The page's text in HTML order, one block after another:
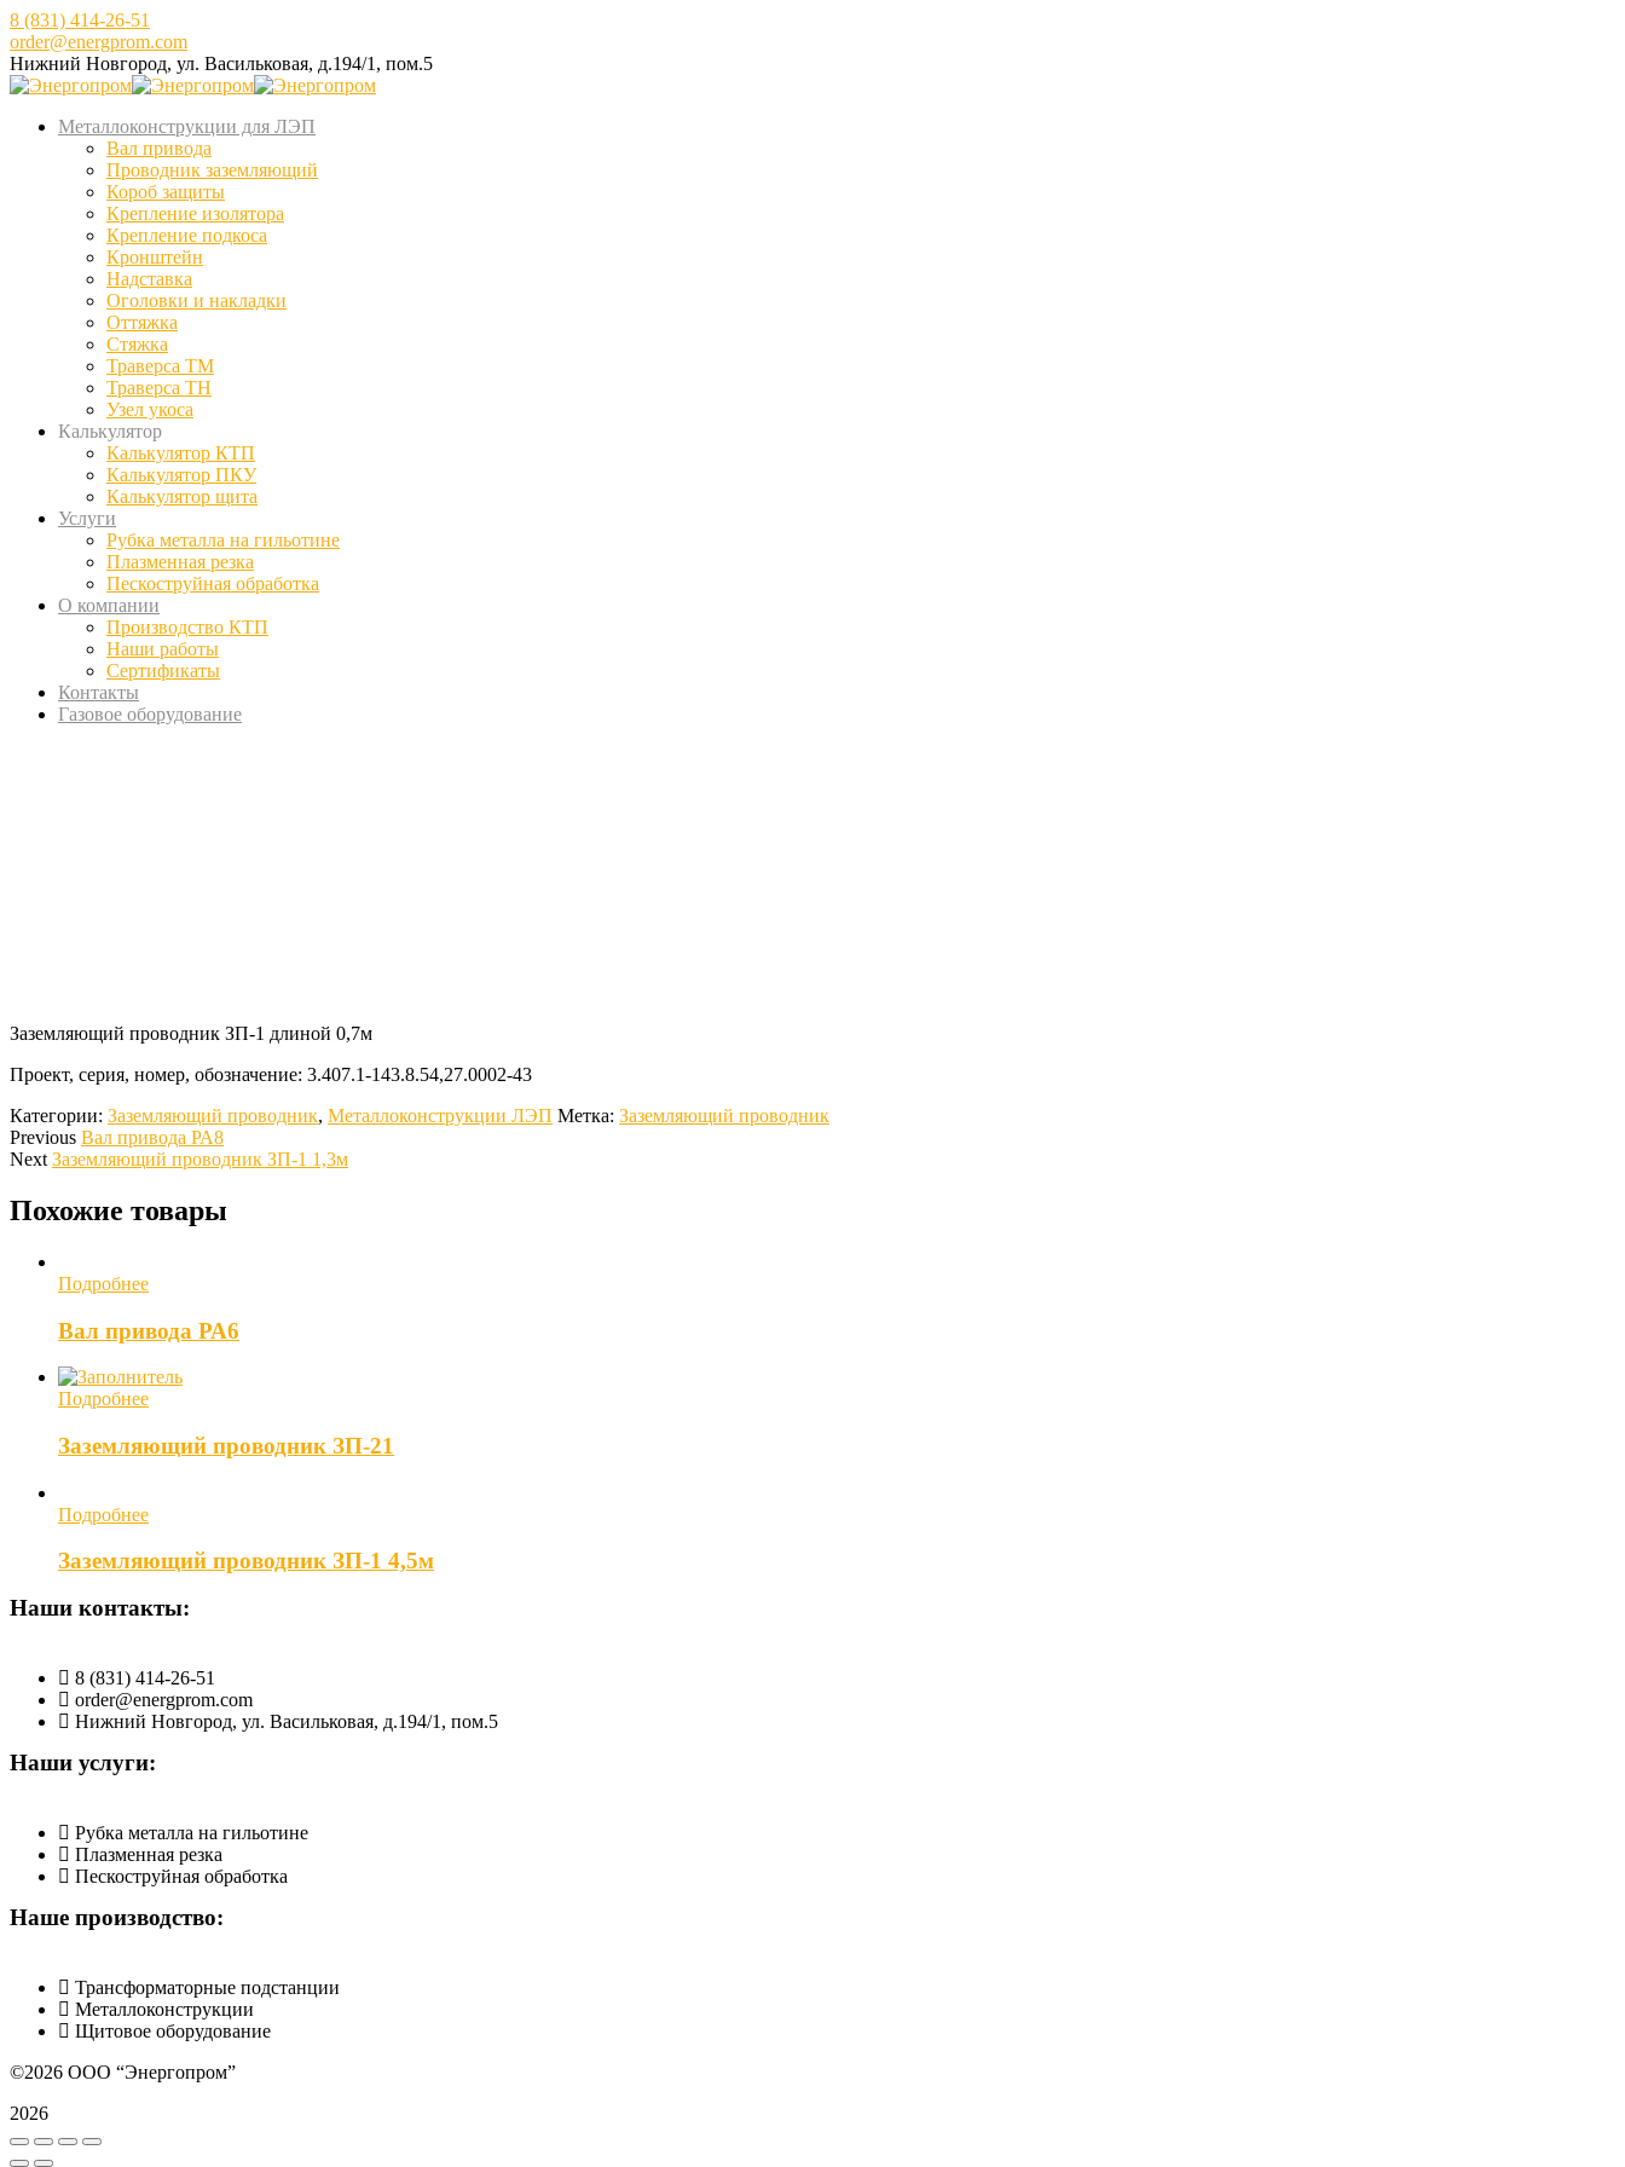
8 (831) 414-26-51
order@energprom.com
Нижний Новгород, ул. Васильковая, д.194/1, пом.5
Металлоконструкции для ЛЭП
Вал привода
Проводник заземляющий
Короб защиты
Крепление изолятора
Крепление подкоса
Кронштейн
Надставка
Оголовки и накладки
Оттяжка
Стяжка
Траверса ТМ
Траверса ТН
Узел укоса
Калькулятор
Калькулятор КТП
Калькулятор ПКУ
Калькулятор щита
Услуги
Рубка металла на гильотине
Плазменная резка
Пескоструйная обработка
О компании
Производство КТП
Наши работы
Сертификаты
Контакты
Газовое оборудование
Заземляющий проводник ЗП-1 длиной 0,7м
Проект, серия, номер, обозначение: 3.407.1-143.8.54,27.0002-43
Категории: Заземляющий проводник, Металлоконструкции ЛЭП Метка: Заземляющий проводник
Previous Вал привода РА8
Next Заземляющий проводник ЗП-1 1,3м
Похожие товары
Подробнее
Вал привода РА6
Подробнее
Заземляющий проводник ЗП-21
Подробнее
Заземляющий проводник ЗП-1 4,5м
Наши контакты:
8 (831) 414-26-51
order@energprom.com
Нижний Новгород, ул. Васильковая, д.194/1, пом.5
Наши услуги:
Рубка металла на гильотине
Плазменная резка
Пескоструйная обработка
Наше производство:
Трансформаторные подстанции
Металлоконструкции
Щитовое оборудование
©2026 ООО “Энергопром”
2026